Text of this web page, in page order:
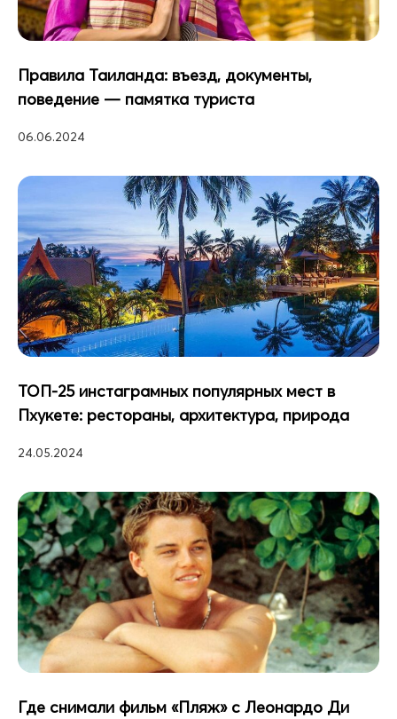
Правила Таиланда: въезд, документы,
поведение — памятка туриста
06.06.2024
ТОП-25 инстаграмных популярных мест в
Пхукете: рестораны, архитектура, природа
24.05.2024
Где снимали фильм «Пляж» с Леонардо Ди